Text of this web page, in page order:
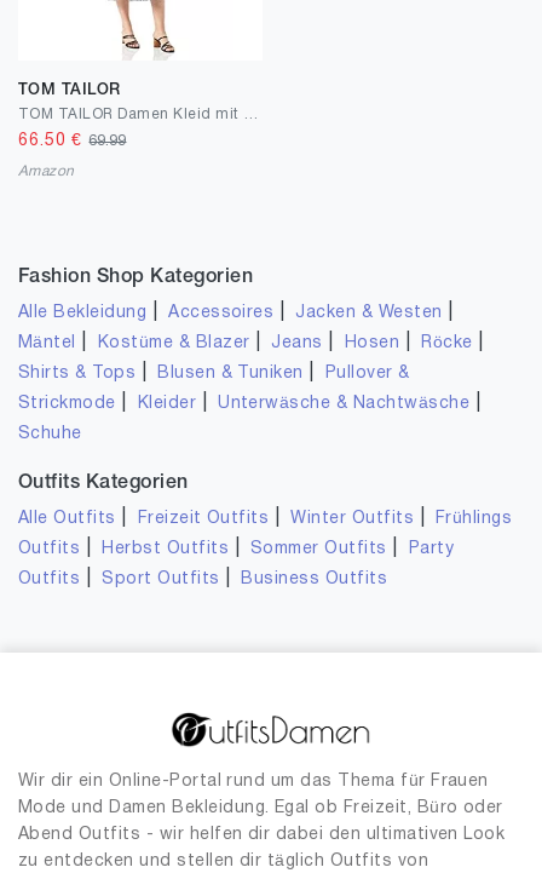
TOM TAILOR
66.50 €69.99
Amazon
Fashion Shop Kategorien
Alle Bekleidung |Accessoires Jacken & Westen
Mäntel Kostüme & Blazer Jeans Hosen Röcke
Shirts & Tops Blusen & Tuniken
Pullover &
Strickmode
Kleider |Unterwäsche & Nachtwäsche
Schuhe
Outfits Kategorien
Alle Outfits Freizeit Outfits |Winter Outfits
Frühlings
Outfits
Herbst Outfits Sommer Outfits
Party
Outfits
Sport Outfits Business Outfits
Wir dir ein Online-Portal rund um das Thema für Frauen
Mode und Damen Bekleidung. Egal ob Freizeit, Büro oder
Abend Outfits - wir helfen dir dabei den ultimativen Look
zu entdecken und stellen dir täglich Outfits von